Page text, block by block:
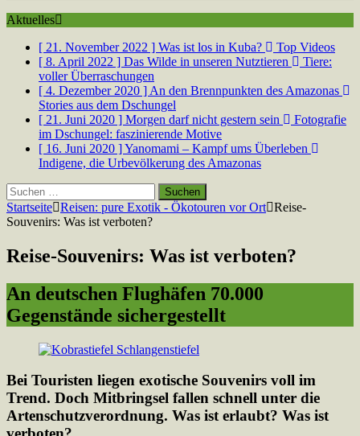
Aktuelles
[ 21. November 2022 ] Was ist los in Kuba?
Top Videos
[ 8. April 2022 ] Das Wilde in unseren Nutztieren
Tiere:
voller Überraschungen
[ 4. Dezember 2020 ] An den Brennpunkten des Amazonas
Stories aus dem Dschungel
[ 21. Juni 2020 ] Morgen darf nicht gestern sein
Fotografie
im Dschungel: faszinierende Motive
[ 16. Juni 2020 ]Yanomami – Kampf ums Überleben
Indigene, die Urbevölkerung des Amazonas
Suchen
nach:
Startseite Reisen: pure Exotik - Ökotouren vor Ort Reise-
Souvenirs: Was ist verboten?
Reise-Souvenirs: Was ist verboten?
An deutschen Flughäfen 70.000
Gegenstände sichergestellt
Bei Touristen liegen exotische Souvenirs voll im
Trend. Doch Mitbringsel fallen schnell unter die
Artenschutzverordnung. Was ist erlaubt? Was ist